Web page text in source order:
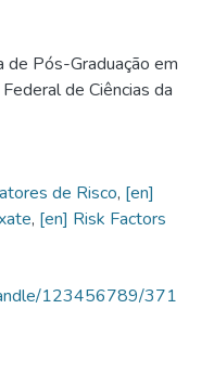
Pós-Graduação em
de Ciências da
de Risco, [en]
, [en] Risk Factors
123456789/371